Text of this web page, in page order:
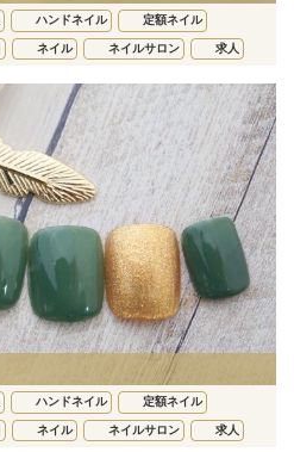
ハンドネイル 定額ネイル
ネイル ネイルサロン 求人
ハンドネイル 定額ネイル
ネイル ネイルサロン 求人